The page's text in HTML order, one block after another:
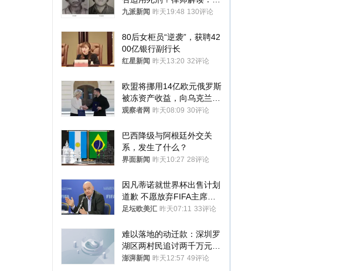
大概率不会被判处死刑
九派新闻 昨天19:48 130评论
80后女柜员“逆袭”，获聘42
00亿银行副行长
红星新闻 昨天13:20 32评论
欧盟将挪用14亿欧元俄罗斯
被冻资产收益，向乌克兰提
供援助
观察者网 昨天08:09 30评论
巴西降级与阿根廷外交关
系，发生了什么？
界面新闻 昨天10:27 28评论
因凡蒂诺就世界杯出售计划
道歉 不愿放弃FIFA主席职
位
足坛欧美汇 昨天07:11 33评论
难以落地的动迁款：深圳罗
湖区两村民追讨两千万元动
迁款八年未果
澎湃新闻 昨天12:57 49评论